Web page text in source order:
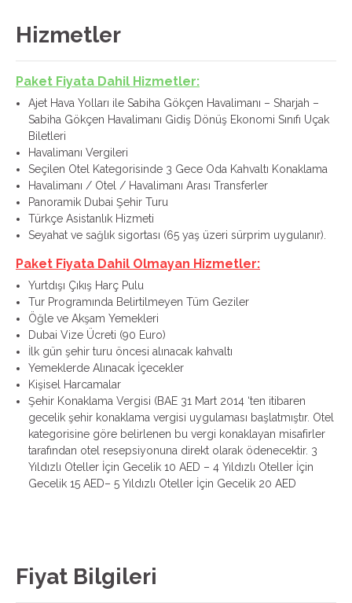
Hizmetler
Paket Fiyata Dahil Hizmetler:
Ajet Hava Yolları ile Sabiha Gökçen Havalimanı – Sharjah –
Sabiha Gökçen Havalimanı Gidiş Dönüş Ekonomi Sınıfı Uçak
Biletleri
Havalimanı Vergileri
Seçilen Otel Kategorisinde 3 Gece Oda Kahvaltı Konaklama
Havalimanı / Otel / Havalimanı Arası Transferler
Panoramik Dubai Şehir Turu
Türkçe Asistanlık Hizmeti
Seyahat ve sağlık sigortası (65 yaş üzeri sürprim uygulanır).
Paket Fiyata Dahil Olmayan Hizmetler:
Yurtdışı Çıkış Harç Pulu
Tur Programında Belirtilmeyen Tüm Geziler
Öğle ve Akşam Yemekleri
Dubai Vize Ücreti (90 Euro)
İlk gün şehir turu öncesi alınacak kahvaltı
Yemeklerde Alınacak İçecekler
Kişisel Harcamalar
Şehir Konaklama Vergisi (BAE 31 Mart 2014 ‘ten itibaren
gecelik şehir konaklama vergisi uygulaması başlatmıştır. Otel
kategorisine göre belirlenen bu vergi konaklayan misafirler
tarafından otel resepsiyonuna direkt olarak ödenecektir. 3
Yıldızlı Oteller İçin Gecelik 10 AED – 4 Yıldızlı Oteller İçin
Gecelik 15 AED– 5 Yıldızlı Oteller İçin Gecelik 20 AED
Fiyat Bilgileri